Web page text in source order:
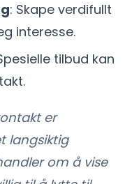
: Skape verdifullt
interesse.
tilbud kan
er
langsiktig
om å vise